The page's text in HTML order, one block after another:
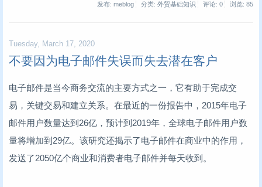
发布: meblog 分类: 外贸基础知识 评论: 0 浏览: 85
Tuesday, March 17, 2020
不要因为电子邮件失误而失去潜在客户
电子邮件是当今商务交流的主要方式之一，它有助于完成交
易，关键交易和建立关系。在最近的一份报告中，2015年电子
邮件用户数量达到26亿，预计到2019年，全球电子邮件用户数
量将增加到29亿。该研究还揭示了电子邮件在商业中的作用，
发送了2050亿个商业和消费者电子邮件并每天收到。